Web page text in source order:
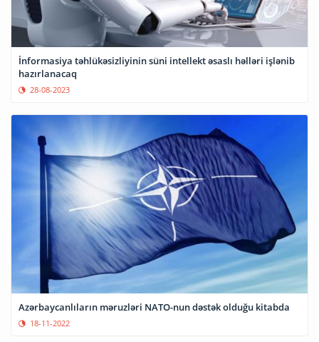
İnformasiya təhlükəsizliyinin süni intellekt əsaslı həlləri işlənib
hazırlanacaq
28-08-2023
Azərbaycanlıların məruzləri NATO-nun dəstək olduğu kitabda
18-11-2022